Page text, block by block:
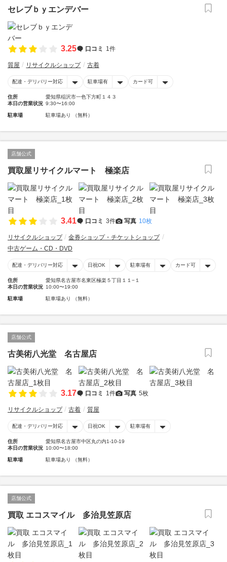
セレブｂｙエンデバー
3.25 口コミ 1件
質屋 リサイクルショップ 古着
配達・デリバリー対応 駐車場有 カード可
住所
愛知県稲沢市一色下方町１４３
本日の営業状況 9:30〜16:00
駐車場 駐車場あり （無料）
店舗公式
買取屋リサイクルマート 極楽店
3.41 口コミ 3件 写真 10枚
リサイクルショップ
金券ショップ・チケットショップ
中古ゲーム・CD・DVD
配達・デリバリー対応 日祝OK 駐車場有 カード可
住所
愛知県名古屋市名東区極楽５丁目１１−１
本日の営業状況 10:00〜19:00
駐車場 駐車場あり （無料）
店舗公式
古美術八光堂 名古屋店
3.17 口コミ 1件 写真 5枚
リサイクルショップ 古着 質屋
配達・デリバリー対応 日祝OK 駐車場有
住所
愛知県名古屋市中区丸の内1-10-19
本日の営業状況 10:00〜18:00
駐車場 駐車場あり （無料）
店舗公式
買取 エコスマイル 多治見笠原店